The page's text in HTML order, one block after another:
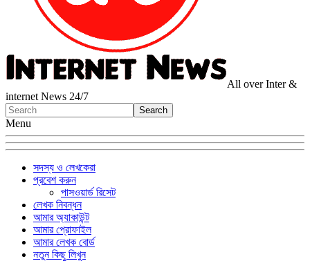
All over Inter &
internet News 24/7
Menu
সদস্য ও লেখকেরা
প্রবেশ করুন
পাসওয়ার্ড রিসেট
লেখক নিবন্ধন
আমার অ্যাকাউন্ট
আমার প্রোফাইল
আমার লেখক বোর্ড
নতুন কিছু লিখুন